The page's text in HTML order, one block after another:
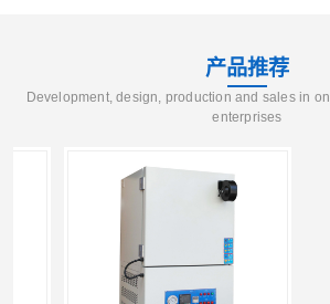
产品推荐
Development, design, production and sales in
enterprises